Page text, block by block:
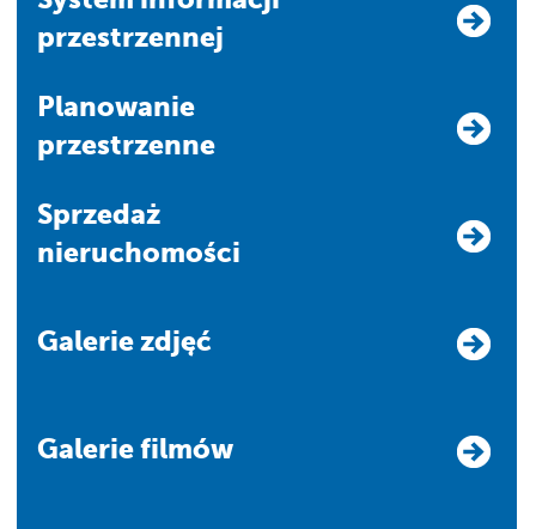
przestrzennej
Planowanie
przestrzenne
Sprzedaż
nieruchomości
Galerie zdjęć
Galerie filmów